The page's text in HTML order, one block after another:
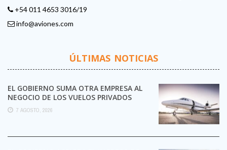
+54 011 4653 3016/19
info@aviones.com
ÚLTIMAS NOTICIAS
EL GOBIERNO SUMA OTRA EMPRESA AL
NEGOCIO DE LOS VUELOS PRIVADOS
7 AGOSTO, 2026